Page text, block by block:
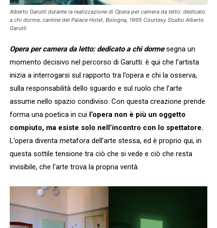
Alberto Garutti durante la realizzazione di Opera per camera da letto: dedicato
a chi dorme, cantine del Palace Hotel, Bologna, 1995 Courtesy Studio Alberto
Garutti
Opera per camera da letto: dedicato a chi dormesegna un
momento decisivo nel percorso di Garutti: è qui che l’artista
inizia a interrogarsi sul rapporto tra l’opera e chi la osserva,
sulla responsabilità dello sguardo e sul ruolo che l’arte
assume nello spazio condiviso. Con questa creazione prende
forma una poetica in cui l’opera non è più un oggetto
compiuto, ma esiste solo nell’incontro con lo spettatore.
L’opera diventa metafora dell’arte stessa, ed è proprio qui, in
questa sottile tensione tra ciò che si vede e ciò che resta
invisibile, che l’arte trova la propria verità.